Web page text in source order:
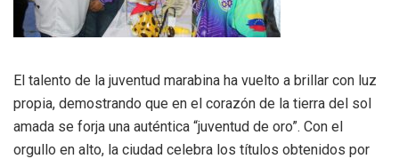
El talento de la juventud marabina ha vuelto a brillar con luz
propia, demostrando que en el corazón de la tierra del sol
amada se forja una auténtica “juventud de oro”. Con el
orgullo en alto, la ciudad celebra los títulos obtenidos por